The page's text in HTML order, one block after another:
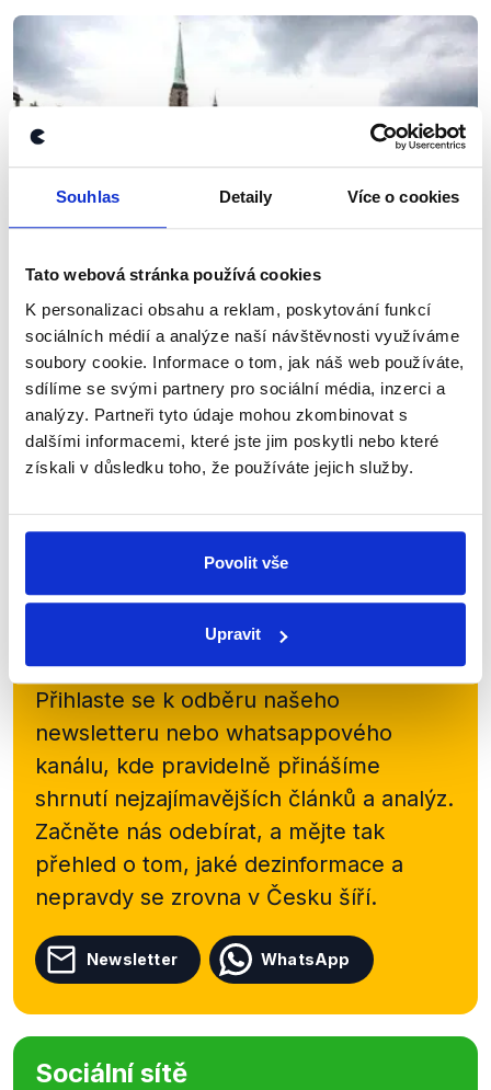
Souhlas Detaily Více o cookies
Tato webová stránka používá cookies
K personalizaci obsahu a reklam, poskytování funkcí
sociálních médií a analýze naší návštěvnosti využíváme
soubory cookie. Informace o tom, jak náš web používáte,
sdílíme se svými partnery pro sociální média, inzerci a
analýzy. Partneři tyto údaje mohou zkombinovat s
dalšími informacemi, které jste jim poskytli nebo které
získali v důsledku toho, že používáte jejich služby.
Povolit vše
Upravit
OVĚŘENO
Volby 2014 - Plzeň (2. část)
2. října 2014
V druhé části ověřených výroků lídrů stran z Plzně
vám přinášíme faktická prohlášení Václava Štekla
(KSČM), Martina Baxy (ODS), Ondřeje Ženíška (TOP
Zůstaňme v kontaktu
Přihlaste se k odběru našeho
newsletteru nebo whatsappového
kanálu, kde pravidelně přinášíme
shrnutí nejzajímavějších článků a analýz.
Začněte nás odebírat, a mějte tak
přehled o tom, jaké dezinformace a
nepravdy se zrovna v Česku šíří.
Newsletter WhatsApp
Sociální sítě